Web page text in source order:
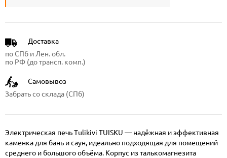
Доставка
по СПб и Лен. обл.
по РФ (до трансп. комп.)
Самовывоз
Забрать со склада (СПб)
Электрическая печь Tulikivi TUISKU — надёжная и эффективная
каменка для бань и саун, идеально подходящая для помещений
среднего и большого объёма. Корпус из талькомагнезита